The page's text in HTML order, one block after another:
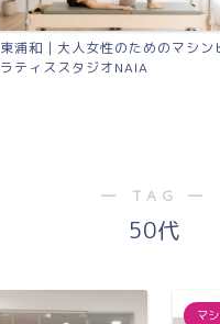
Instagram
― TAG ―
50代
マ